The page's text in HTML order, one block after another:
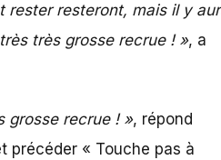
rester resteront, mais il y
très grosse recrue ! », a
grosse recrue ! », répond
précéder « Touche pas à